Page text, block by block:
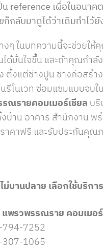
น reference เผื่อในอนาค
ก็กลับมาดูได้ว่าเดิมทำไว้ยั
งๆ ในบทความนี้จะช่วยให้
ได้มั่นใจขึ้น และถ้าคุณกำลั
ตั้งแต่ช่างปูน ช่างก่อสร้า
รีโนเวท ซ่อมแซมแบบจบใ
ณรายคอมเมอร์เชียล บริ
บ้าน อาคาร สำนักงาน พร้
าคาฟรี และรับประกันคุณ
ม่บานปลาย เลือกใช้บริกา
พรวพรรณราย คอมเมอร์
794-7252
307-1065